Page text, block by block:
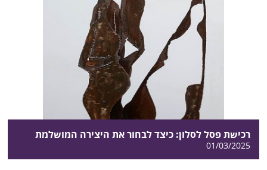
רכישת פסל לסלון: כיצד לבחור את היצירה המושלמת
01/03/2025